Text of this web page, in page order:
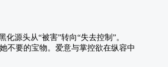
源头从“被害”转向“失去控制”。
不要的宝物。爱意与掌控欲在纵容中